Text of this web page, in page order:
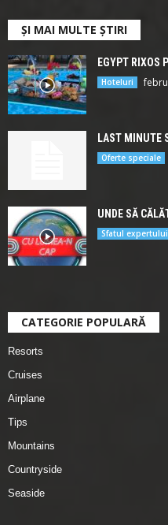
ȘI MAI MULTE ȘTIRI
EGYPT RIXOS
Hoteluri
LAST MINUTE
Oferte speciale
UNDE SĂ
Sfatul expertului
CATEGORIE POPULARĂ
Resorts
Cruises
Airplane
Tips
Mountains
Countryside
Seaside